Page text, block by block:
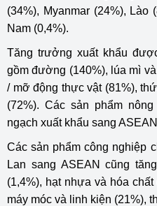
(34%), Myanmar (24%), Lào
Nam (0,4%).
Tăng trưởng xuất khẩu
gồm đường (140%), lúa mì
/ mỡ động thực vật (81%),
(72%). Các sản phẩm
ngạch xuất khẩu sang
Các sản phẩm công nghiệp
Lan sang ASEAN cũng
(1,4%), hạt nhựa và hóa
máy móc và linh kiện (21%),